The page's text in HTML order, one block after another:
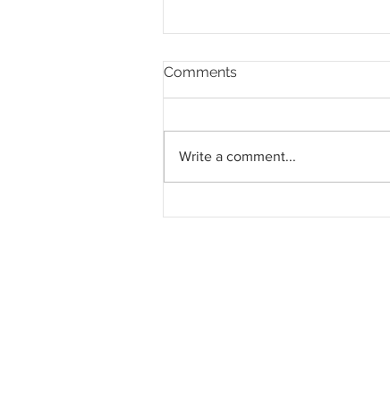
Comments
Write a comment...